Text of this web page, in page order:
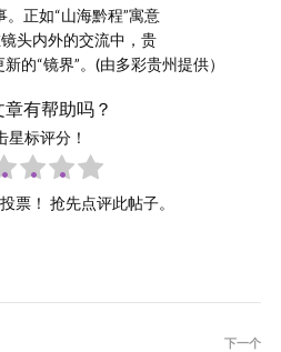
。正如“山海黔程”寓意
头内外的交流中，贵
的“镜界”。(由多彩贵州提供）
有帮助吗？
星标评分！
票！ 抢先点评此帖子。
下一个